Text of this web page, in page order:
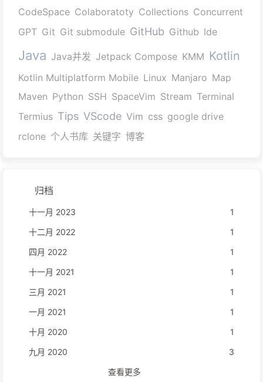
CodeSpace Colaboratoty Collections Concurrent
GPT Git Git submodule GitHub Github Ide
Java Java并发 Jetpack Compose KMM Kotlin
Kotlin Multiplatform Mobile Linux Manjaro Map
Maven Python SSH SpaceVim Stream Terminal
Termius Tips VScode Vim css google drive
rclone 个人书库 关键字 博客
归档
十一月 2023
1
十二月 2022
1
四月 2022
1
十一月 2021
1
三月 2021
1
一月 2021
1
十月 2020
1
九月 2020
3
查看更多